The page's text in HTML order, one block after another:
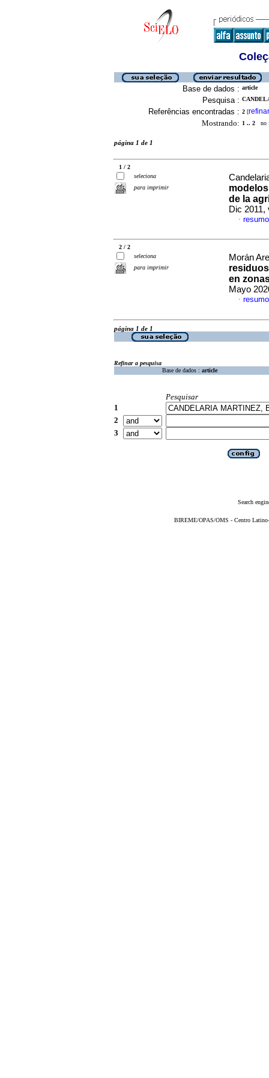
Base de dados : article
Pesquisa :
Referências encontradas : 2 [refinar
Mostrando: 1 .. 2 no
página 1 de 1
1 / 2
seleciona
para imprimir
de la
Dic 2011,
·
2 / 2
seleciona
para imprimir
Morán
en
Mayo
·
página 1 de 1
Refinar a pesquisa
Base de dados : article
Pesquisar
1
2
3
Search
BIREME/OPAS/OMS - Centro Latino-